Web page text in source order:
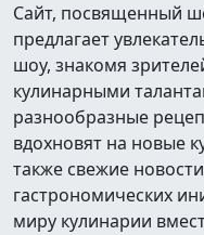
Сайт, посвященный
предлагает
шоу, знакомя
кулинарными
разнообразные
вдохновят на новые
также свежие
гастрономических
миру кулинарии